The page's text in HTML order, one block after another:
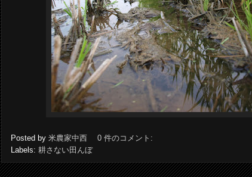
Posted by 米農家中西
0 件のコメント:
Labels: 耕さない田んぼ